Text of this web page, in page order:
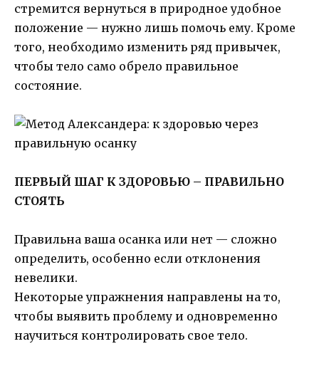
стремится вернуться в природное удобное
положение — нужно лишь помочь ему. Кроме
того, необходимо изменить ряд привычек,
чтобы тело само обрело правильное
состояние.
ПЕРВЫЙ ШАГ К ЗДОРОВЬЮ – ПРАВИЛЬНО
СТОЯТЬ
Правильна ваша осанка или нет — сложно
определить, особенно если отклонения
невелики.
Некоторые упражнения направлены на то,
чтобы выявить проблему и одновременно
научиться контролировать свое тело.